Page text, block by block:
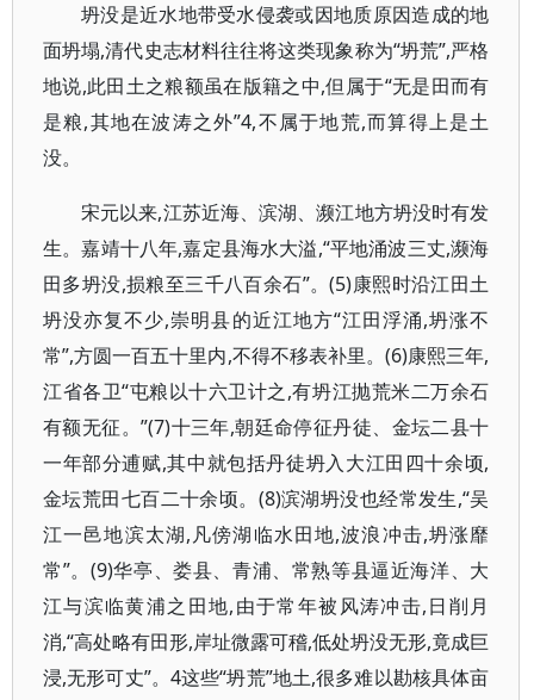
坍没是近水地带受水侵袭或因地质原因造成的地
面坍塌,清代史志材料往往将这类现象称为“坍荒”,严格
地说,此田土之粮额虽在版籍之中,但属于“无是田而有
是粮,其地在波涛之外”4,不属于地荒,而算得上是土
没。
宋元以来,江苏近海、滨湖、濒江地方坍没时有发
生。嘉靖十八年,嘉定县海水大溢,“平地涌波三丈,濒海
田多坍没,损粮至三千八百余石”。(5)康熙时沿江田土
坍没亦复不少,崇明县的近江地方“江田浮涌,坍涨不
常”,方圆一百五十里内,不得不移表补里。(6)康熙三年,
江省各卫“屯粮以十六卫计之,有坍江抛荒米二万余石
有额无征。”(7)十三年,朝廷命停征丹徒、金坛二县十
一年部分逋赋,其中就包括丹徒坍入大江田四十余顷,
金坛荒田七百二十余顷。(8)滨湖坍没也经常发生,“吴
江一邑地滨太湖,凡傍湖临水田地,波浪冲击,坍涨靡
常”。(9)华亭、娄县、青浦、常熟等县逼近海洋、大
江与滨临黄浦之田地,由于常年被风涛冲击,日削月
消,“高处略有田形,岸址微露可稽,低处坍没无形,竟成巨
浸,无形可丈”。4这些“坍荒”地土,很多难以勘核具体亩